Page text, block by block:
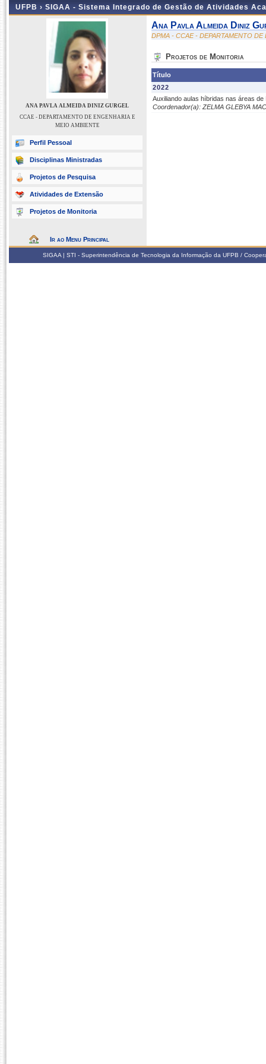
UFPB › SIGAA - Sistema Integrado de Gestão de Atividades
ANA PAVLA ALMEIDA DINIZ GURGEL
CCAE - DEPARTAMENTO DE ENGENHARIA E
MEIO AMBIENTE
Perfil Pessoal
Disciplinas Ministradas
Projetos de Pesquisa
Atividades de Extensão
Projetos de Monitoria
Ir ao Menu Principal
Ana Pavla Almeida Diniz
DPMA - CCAE - DEPARTAMENTO
Projetos de Monitoria
Título
2022
Auxiliando aulas híbridas nas áreas de
Coordenador(a): ZELMA GLEBYA
SIGAA | STI - Superintendência de Tecnologia da Informação da UFPB /